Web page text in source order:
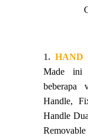
1.HAND
Made ini
beberapa
Handle,
Handle